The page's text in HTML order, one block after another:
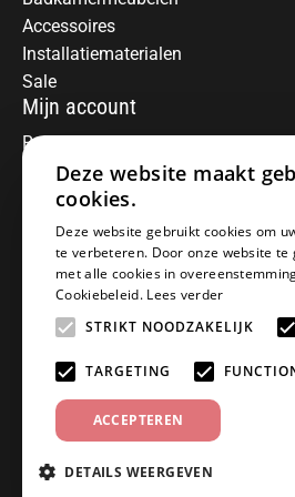
Accessoires
Installatiematerialen
Sale
Mijn account
Registreren
Mijn bestellingen
Informatie
Over ons
Algemene voorwaarden
Disclaimer
Privacy Policy
Betaalmethoden
Retourneren
Klantenservice
Offerte aanvragen
Contact
Deze website maakt
cookies.
Deze website gebruikt cookies om
te verbeteren. Door onze website te
met alle cookies in
Cookiebeleid. Lees verder
STRIKT NOODZAKELIJK
TARGETING
ACCEPTEREN
DETAILS WEERGEVEN